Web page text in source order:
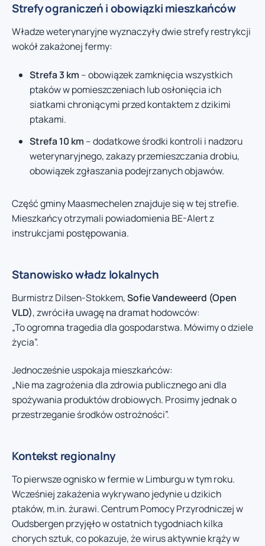
Strefy ograniczeń i obowiązki mieszkańców
Władze weterynaryjne wyznaczyły dwie strefy restrykcji
wokół zakażonej fermy:
Strefa 3 km – obowiązek zamknięcia wszystkich
ptaków w pomieszczeniach lub osłonięcia ich
siatkami chroniącymi przed kontaktem z dzikimi
ptakami.
Strefa 10 km – dodatkowe środki kontroli i nadzoru
weterynaryjnego, zakazy przemieszczania drobiu,
obowiązek zgłaszania podejrzanych objawów.
Część gminy Maasmechelen znajduje się w tej strefie.
Mieszkańcy otrzymali powiadomienia BE-Alert z
instrukcjami postępowania.
Stanowisko władz lokalnych
Burmistrz Dilsen-Stokkem,Sofie Vandeweerd (Open
VLD), zwróciła uwagę na dramat hodowców:
„To ogromna tragedia dla gospodarstwa. Mówimy o dziele
życia”.
Jednocześnie uspokaja mieszkańców:
„Nie ma zagrożenia dla zdrowia publicznego ani dla
spożywania produktów drobiowych. Prosimy jednak o
przestrzeganie środków ostrożności”.
Kontekst regionalny
To pierwsze ognisko w fermie w Limburgu w tym roku.
Wcześniej zakażenia wykrywano jedynie u dzikich
ptaków, m.in. żurawi. Centrum Pomocy Przyrodniczej w
Oudsbergen przyjęło w ostatnich tygodniach kilka
chorych sztuk, co pokazuje, że wirus aktywnie krąży w